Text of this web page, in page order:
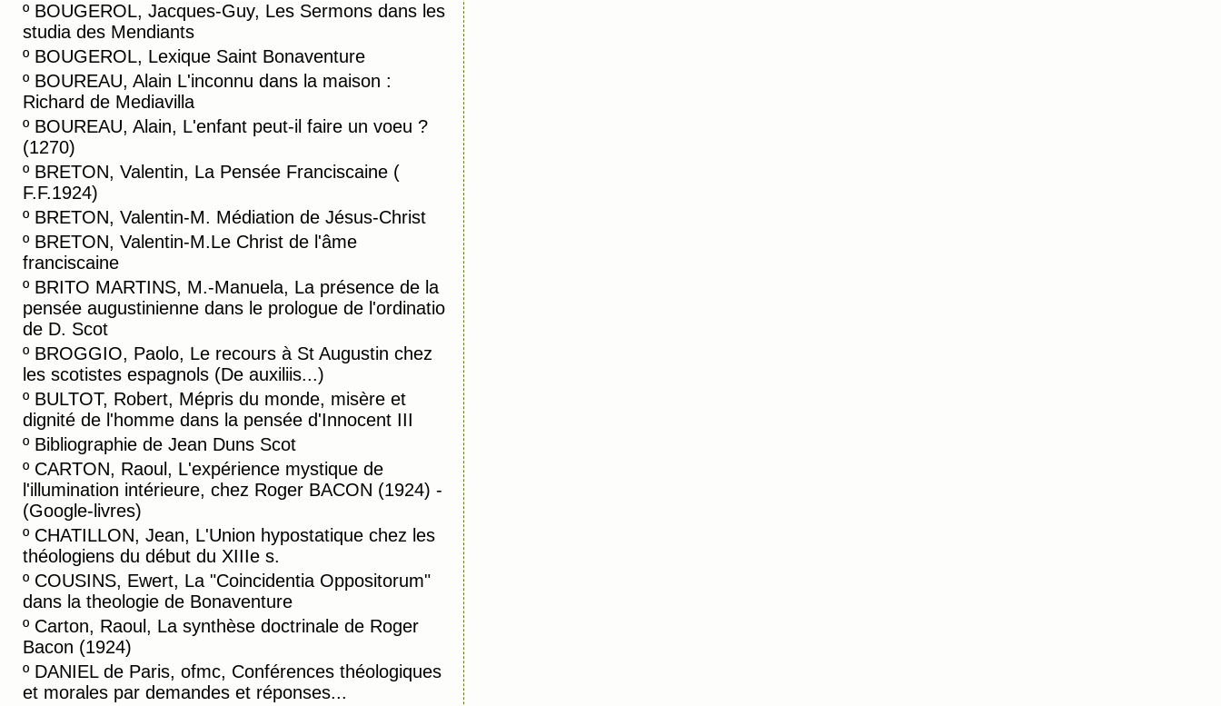
º BOUGEROL, Jacques-Guy, Les Sermons dans les
studia des Mendiants
º BOUGEROL, Lexique Saint Bonaventure
º BOUREAU, Alain L'inconnu dans la maison :
Richard de Mediavilla
º BOUREAU, Alain, L'enfant peut-il faire un voeu ?
(1270)
º BRETON, Valentin, La Pensée Franciscaine (
F.F.1924)
º BRETON, Valentin-M. Médiation de Jésus-Christ
º BRETON, Valentin-M.Le Christ de l'âme
franciscaine
º BRITO MARTINS, M.-Manuela, La présence de la
pensée augustinienne dans le prologue de l'ordinatio
de D. Scot
º BROGGIO, Paolo, Le recours à St Augustin chez
les scotistes espagnols (De auxiliis...)
º BULTOT, Robert, Mépris du monde, misère et
dignité de l'homme dans la pensée d'Innocent III
º Bibliographie de Jean Duns Scot
º CARTON, Raoul, L'expérience mystique de
l'illumination intérieure, chez Roger BACON (1924) -
(Google-livres)
º CHATILLON, Jean, L'Union hypostatique chez les
théologiens du début du XIIIe s.
º COUSINS, Ewert, La "Coincidentia Oppositorum"
dans la theologie de Bonaventure
º Carton, Raoul, La synthèse doctrinale de Roger
Bacon (1924)
º DANIEL de Paris, ofmc, Conférences théologiques
et morales par demandes et réponses...